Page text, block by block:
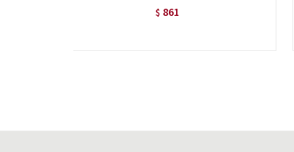
$ 861